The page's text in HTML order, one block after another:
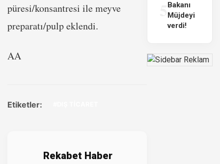
püresi/konsantresi ile meyve
preparatı/pulp eklendi.
AA
Etiketler:
Rekabet Haber
Bakanı
Müjdeyi
verdi!